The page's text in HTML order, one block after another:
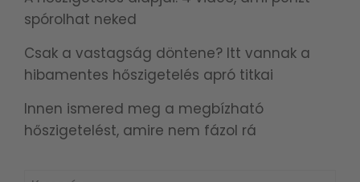
spórolhat neked
Csak a vastagság döntene? Itt vannak a
hibamentes hőszigetelés apró titkai
Innen ismered meg a megbízható
hőszigetelést, amire nem fázol rá